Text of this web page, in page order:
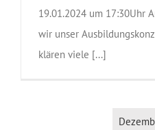
19.01.2024 um 17:30Uhr
wir unser
klären viele [...]